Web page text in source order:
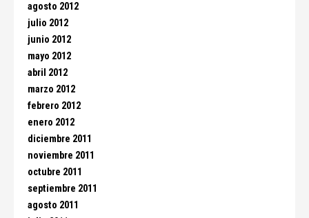
agosto 2012
julio 2012
junio 2012
mayo 2012
abril 2012
marzo 2012
febrero 2012
enero 2012
diciembre 2011
noviembre 2011
octubre 2011
septiembre 2011
agosto 2011